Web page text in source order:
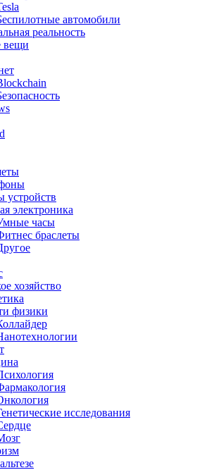
автомобили
реальность
вещи
устройств
электроника
часы
браслеты
хозяйство
физики
исследования